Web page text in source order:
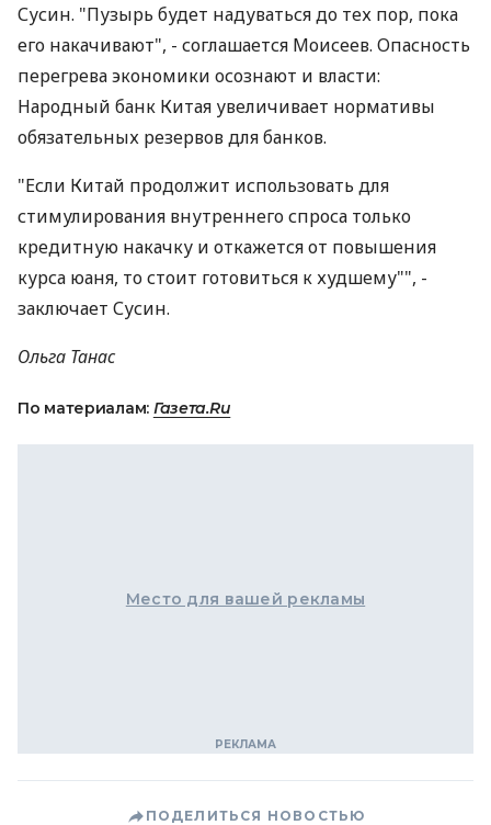
Сусин. "Пузырь будет надуваться до тех пор, пока
его накачивают", - соглашается Моисеев. Опасность
перегрева экономики осознают и власти:
Народный банк Китая увеличивает нормативы
обязательных резервов для банков.
"Если Китай продолжит использовать для
стимулирования внутреннего спроса только
кредитную накачку и откажется от повышения
курса юаня, то стоит готовиться к худшему"", -
заключает Сусин.
Ольга Танас
По материалам: Газета.Ru
Место для вашей рекламы
ПОДЕЛИТЬСЯ НОВОСТЬЮ